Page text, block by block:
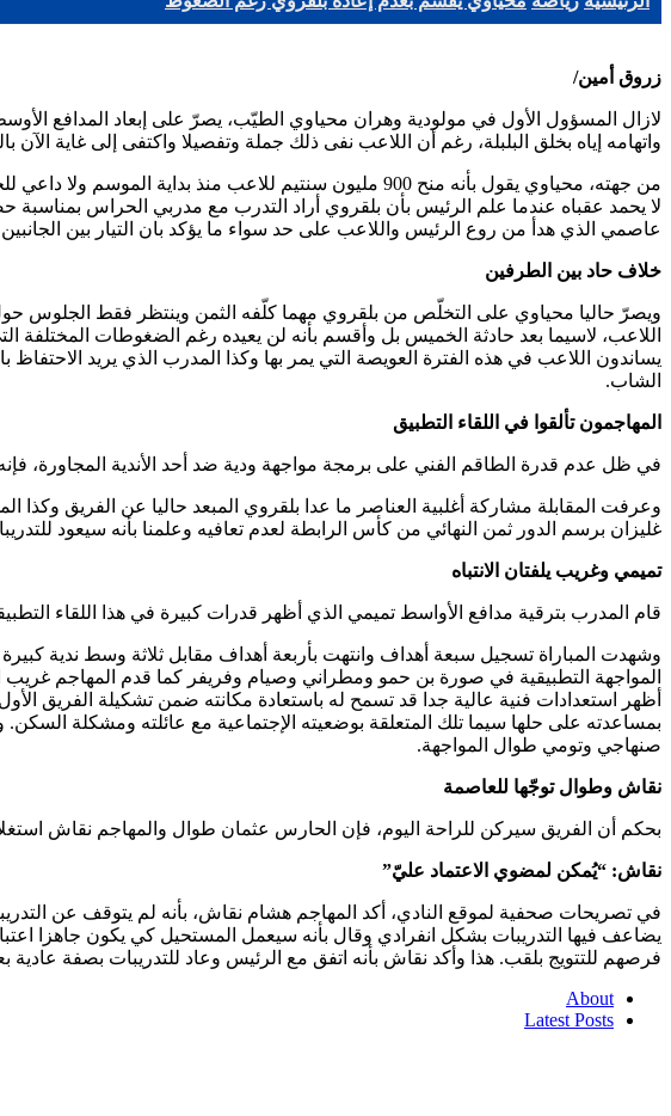
زروق أمين/
لازال المسؤول الأول في مولودية وهران محياوي الطيّب، يصرّ على إبعاد المدافع
واتهامه إياه بخلق البلبلة، رغم أن اللاعب نفى ذلك جملة وتفصيلا واكتفى إلى غاية الآن
من جهته، محياوي يقول بأنه منح 900 مليون سنتيم للاعب
لا يحمد عقباه عندما علم الرئيس بأن بلقروي أراد التدرب مع مدربي الحراس
عاصمي الذي هدأ من روع الرئيس واللاعب على حد سواء ما يؤكد بان التيار بين
خلاف حاد بين الطرفين
ويصرّ حاليا محياوي على التخلّص من بلقروي مهما كلّفه الثمن وينتظر فقط الجلوس
اللاعب، لاسيما بعد حادثة الخميس بل وأقسم بأنه لن يعيده رغم الضغوطات
يساندون اللاعب في هذه الفترة العويصة التي يمر بها وكذا المدرب الذي يريد
الشاب.
المهاجمون تألقوا في اللقاء التطبيق
في ظل عدم قدرة الطاقم الفني على برمجة مواجهة ودية ضد أحد الأندية المجاورة،
وعرفت المقابلة مشاركة أغلبية العناصر ما عدا بلقروي المبعد حاليا عن الفريق
غليزان برسم الدور ثمن النهائي من كأس الرابطة لعدم تعافيه وعلمنا بأنه سيعود
تميمي وغريب يلفتان الانتباه
قام المدرب بترقية مدافع الأواسط تميمي الذي أظهر قدرات كبيرة في هذا اللقاء
وشهدت المباراة تسجيل سبعة أهداف وانتهت بأربعة أهداف مقابل ثلاثة وسط ندية
المواجهة التطبيقية في صورة بن حمو ومطراني وصيام وفريفر كما قدم المهاجم
أظهر استعدادات فنية عالية جدا قد تسمح له باستعادة مكانته ضمن تشكيلة الفريق
بمساعدته على حلها سيما تلك المتعلقة بوضعيته الإجتماعية مع عائلته ومشكلة
صنهاجي وتومي طوال المواجهة.
نقاش وطوال توجّها للعاصمة
بحكم أن الفريق سيركن للراحة اليوم، فإن الحارس عثمان طوال والمهاجم نقاش
نقاش: “يُمكن لمضوي الاعتماد عليّ”
في تصريحات صحفية لموقع النادي، أكد المهاجم هشام نقاش، بأنه لم يتوقف عن
يضاعف فيها التدريبات بشكل انفرادي وقال بأنه سيعمل المستحيل كي يكون جاهزا
فرصهم للتتويج بلقب. هذا وأكد نقاش بأنه اتفق مع الرئيس وعاد للتدريبات بصفة عادية
About
Latest Posts